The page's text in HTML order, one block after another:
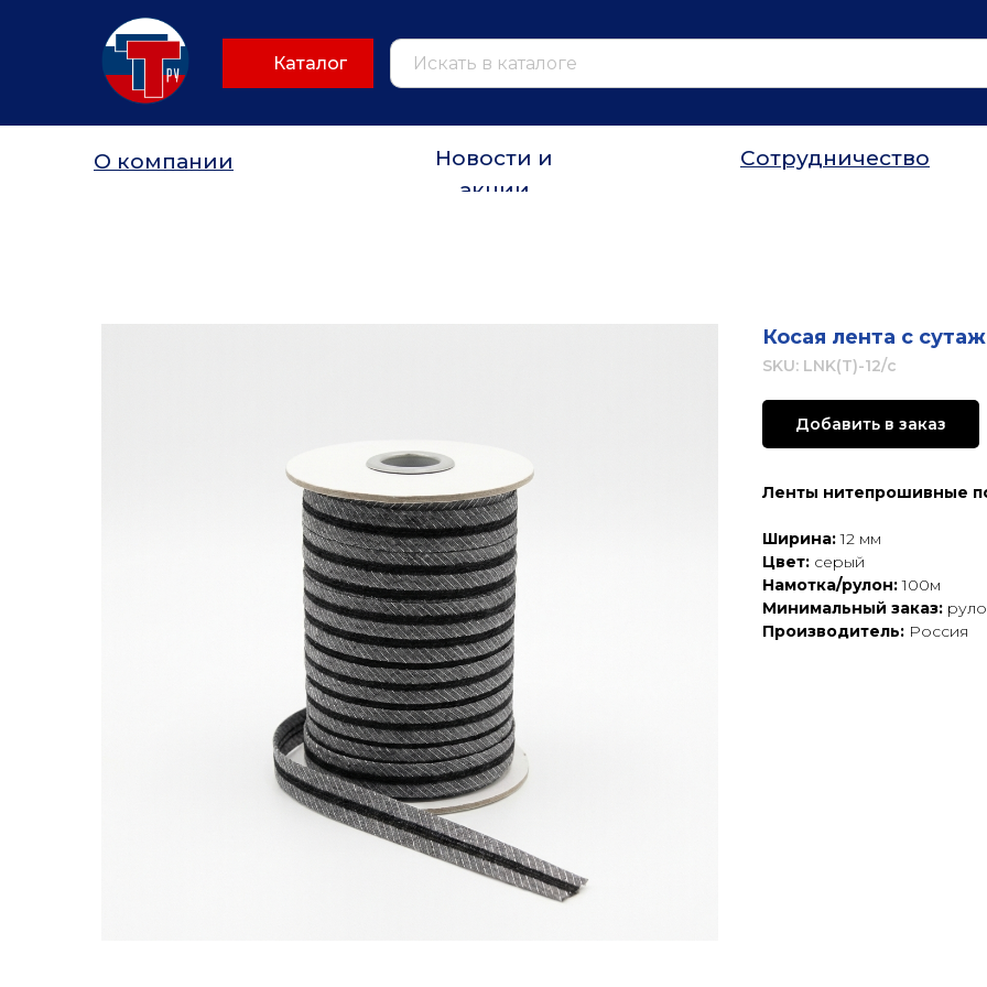
Каталог
О компании
Новости и
акции
Сотрудничество
Косая лента с
SKU: LNK(T)-12/с
Добавить в заказ
Ленты нитепрошивные
Ширина:12 мм
Цвет: серый
Намотка/рулон:100м
Минимальный заказ:
Производитель: Россия